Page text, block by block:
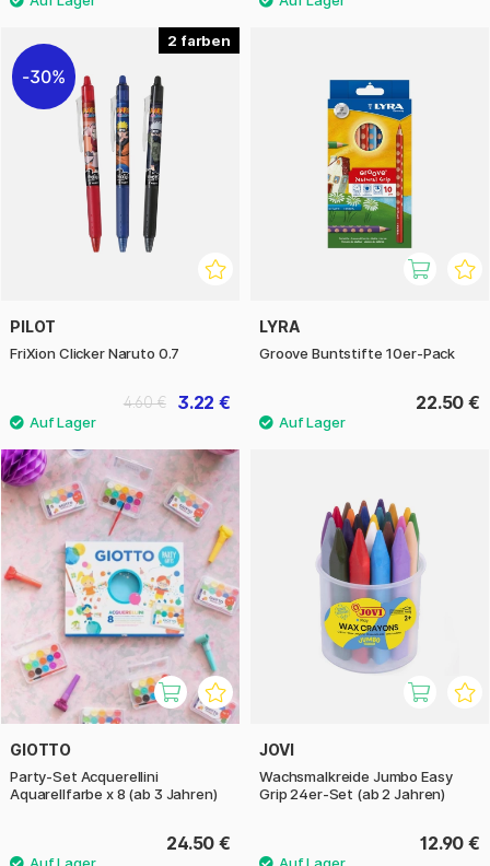
2
30%
PILOT
FriXion Clicker Naruto 0.7
3.22 €
4.60 €
LYRA
Groove Buntstifte 10er-Pack
22.50 €
GIOTTO
Party-Set Acquerellini
Aquarellfarbe x 8 (ab 3 Jahren)
24.50 €
JOVI
Wachsmalkreide Jumbo Easy
Grip 24er-Set (ab 2 Jahren)
12.90 €